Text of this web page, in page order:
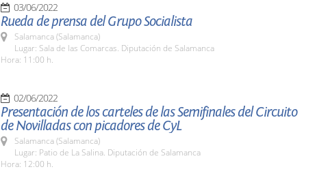
03/06/2022
Rueda de prensa del Grupo Socialista
Salamanca (Salamanca)
Lugar: Sala de las Comarcas. Diputación de Salamanca
Hora: 11:00 h.
02/06/2022
Presentación de los carteles de las Semifinales del Circuito
de Novilladas con picadores de CyL
Salamanca (Salamanca)
Lugar: Patio de La Salina. Diputación de Salamanca
Hora: 12:00 h.